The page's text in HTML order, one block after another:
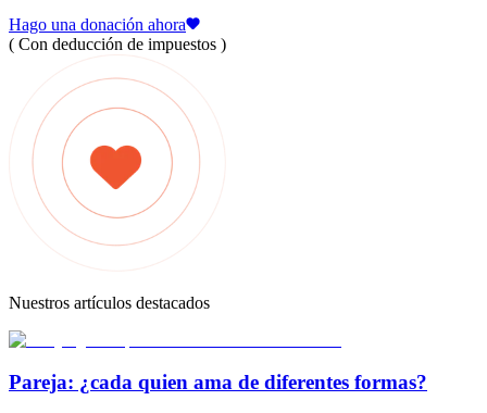
Hago una donación ahora
( Con deducción de impuestos )
Nuestros artículos destacados
Pareja: ¿cada quien ama de diferentes formas?